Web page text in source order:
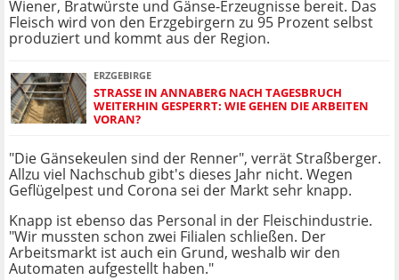
Wiener, Bratwürste und Gänse-Erzeugnisse bereit. Das
Fleisch wird von den Erzgebirgern zu 95 Prozent selbst
produziert und kommt aus der Region.
ERZGEBIRGE
STRASSE IN ANNABERG NACH TAGESBRUCH W
EITERHIN GESPERRT: WIE GEHEN DIE ARBEITEN V
ORAN?
"Die Gänsekeulen sind der Renner", verrät Straßberger.
Allzu viel Nachschub gibt's dieses Jahr nicht. Wegen
Geflügelpest und Corona sei der Markt sehr knapp.
Knapp ist ebenso das Personal in der Fleischindustrie.
"Wir mussten schon zwei Filialen schließen. Der
Arbeitsmarkt ist auch ein Grund, weshalb wir den
Automaten aufgestellt haben."